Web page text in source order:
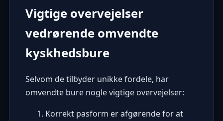
Vigtige overvejelser
vedrørende omvendte
kyskhedsbure
Selvom de tilbyder unikke fordele, har
omvendte bure nogle vigtige overvejelser:
Korrekt pasform er afgørende for at